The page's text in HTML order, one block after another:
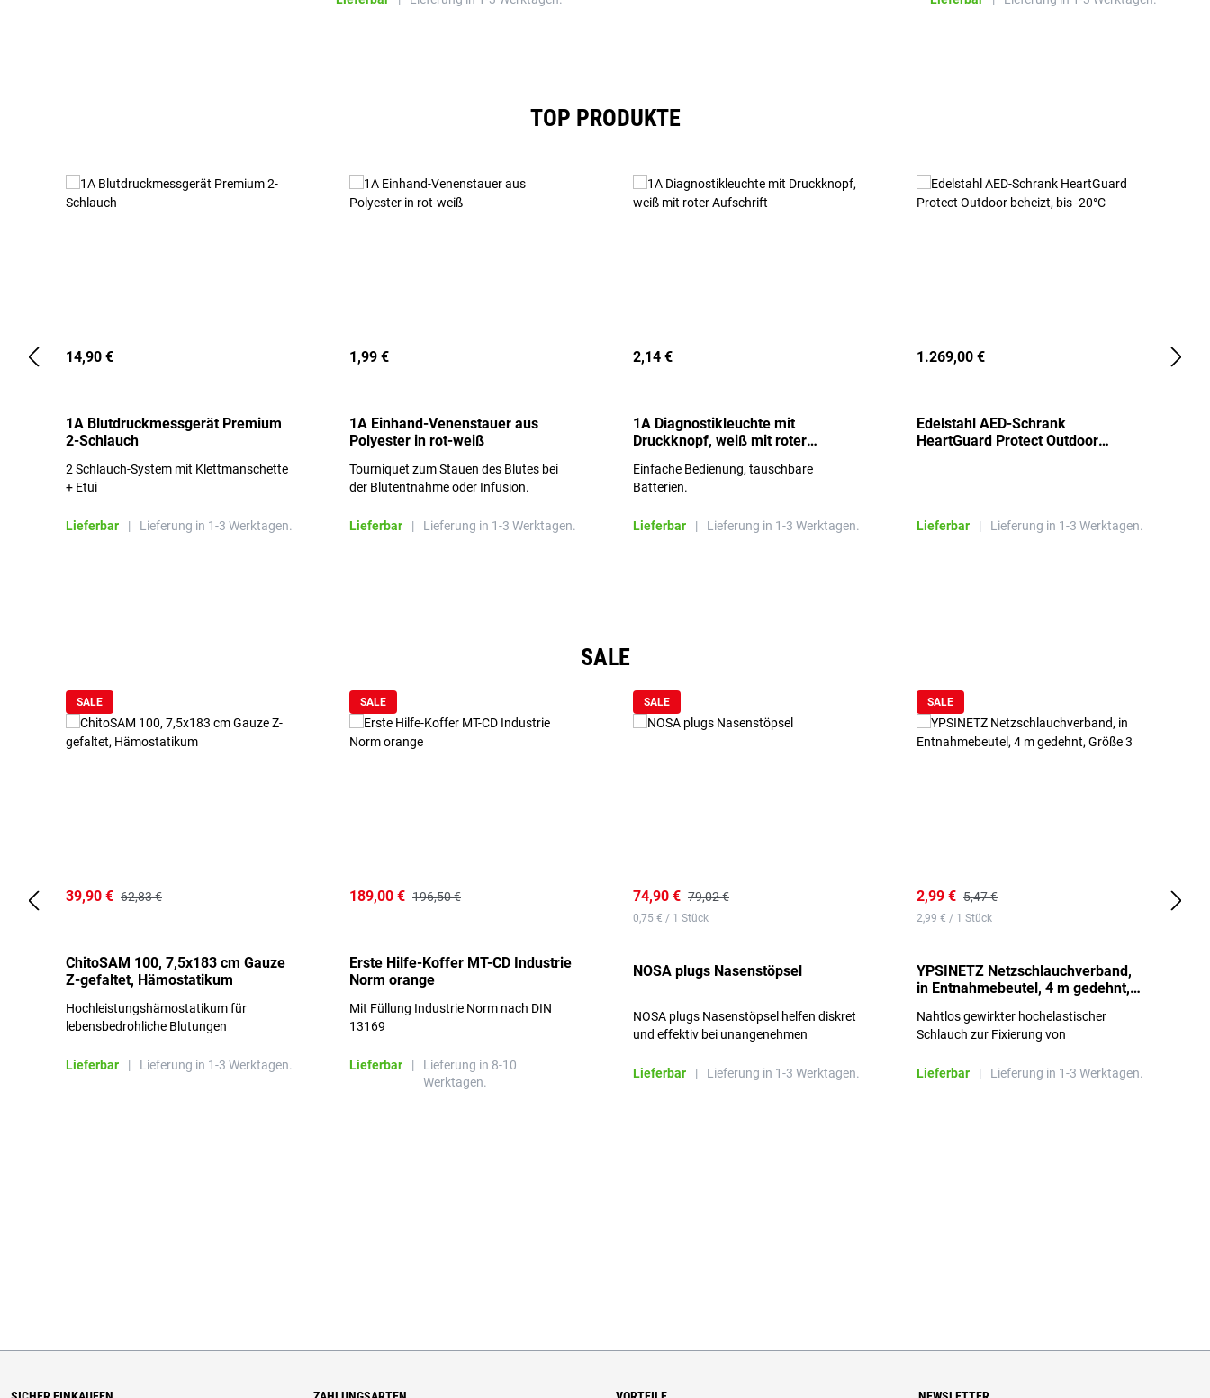
TOP PRODUKTE
14,90 €
1A Blutdruckmessgerät Premium
2-Schlauch
2 Schlauch-System mit Klettmanschette
+ Etui
Lieferbar | Lieferung in 1-3 Werktagen.
1,99 €
1A Einhand-Venenstauer aus
Polyester in rot-weiß
Tourniquet zum Stauen des Blutes bei
der Blutentnahme oder Infusion.
Lieferbar | Lieferung in 1-3 Werktagen.
2,14 €
1A Diagnostikleuchte mit
Druckknopf, weiß mit roter
Einfache Bedienung, tauschbare
Batterien.
Lieferbar | Lieferung in 1-3 Werktagen.
1.269,00 €
Edelstahl AED-Schrank
HeartGuard Protect Outdoor
Lieferbar | Lieferung in 1-3 Werktagen.
SALE
SALE
39,90 € 62,83 €
ChitoSAM 100, 7,5x183 cm Gauze
Z-gefaltet, Hämostatikum
Hochleistungshämostatikum für
lebensbedrohliche Blutungen
Lieferbar | Lieferung in 1-3 Werktagen.
SALE
189,00 € 196,50 €
Erste Hilfe-Koffer MT-CD Industrie
Norm orange
Mit Füllung Industrie Norm nach DIN
13169
Lieferbar |
Lieferung in 8-10
Werktagen.
SALE
74,90 € 79,02 €
0,75 € / 1 Stück
NOSA plugs Nasenstöpsel
NOSA plugs Nasenstöpsel helfen diskret
und effektiv bei unangenehmen
beeinträchtigen.
Lieferbar | Lieferung in 1-3 Werktagen.
SALE
2,99 € 5,47 €
2,99 € / 1 Stück
YPSINETZ Netzschlauchverband,
in Entnahmebeutel, 4 m gedehnt,
Nahtlos gewirkter hochelastischer
Schlauch zur Fixierung von
Lieferbar
| Lieferung in 1-3 Werktagen.